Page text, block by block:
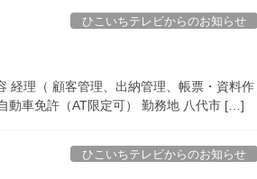
ひこいちテレビからのお知らせ
経理（ 顧客管理、出納管理、帳票・資料作
動車免許（AT限定可） 勤務地 八代市 […]
ひこいちテレビからのお知らせ